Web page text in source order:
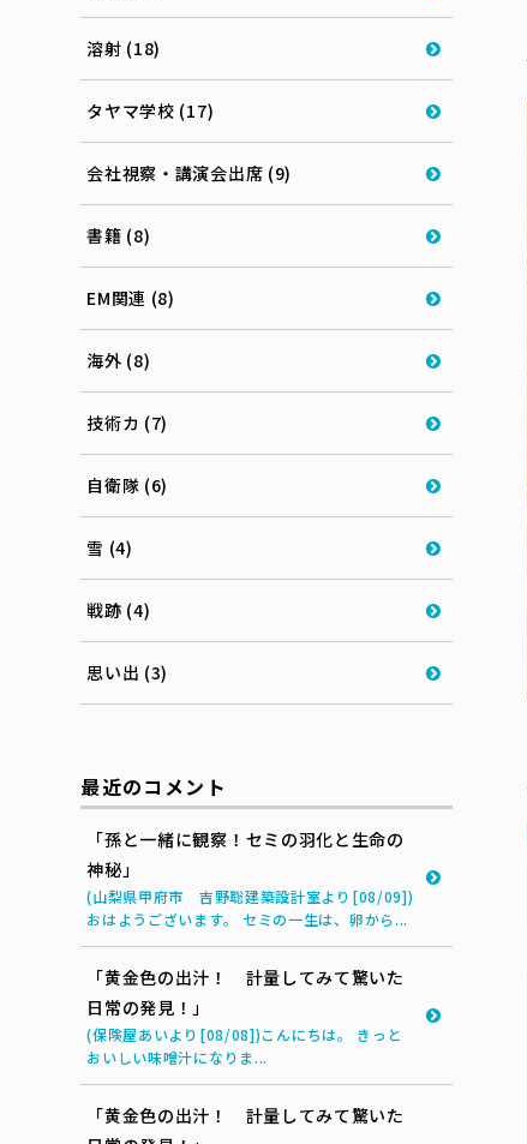
溶射 (18)
タヤマ学校 (17)
会社視察・講演会出席 (9)
書籍 (8)
EM関連 (8)
海外 (8)
技術カ (7)
自衛隊 (6)
雪 (4)
戦跡 (4)
思い出 (3)
最近のコメント
「孫と一緒に観察！セミの羽化と生命の
神秘」
(山梨県甲府市 吉野聡建築設計室より[08/09])
おはようございます。 セミの一生は、卵から...
「黄金色の出汁！ 計量してみて驚いた
日常の発見！」
(保険屋あいより[08/08])こんにちは。 きっと
おいしい味噌汁になりま...
「黄金色の出汁！ 計量してみて驚いた